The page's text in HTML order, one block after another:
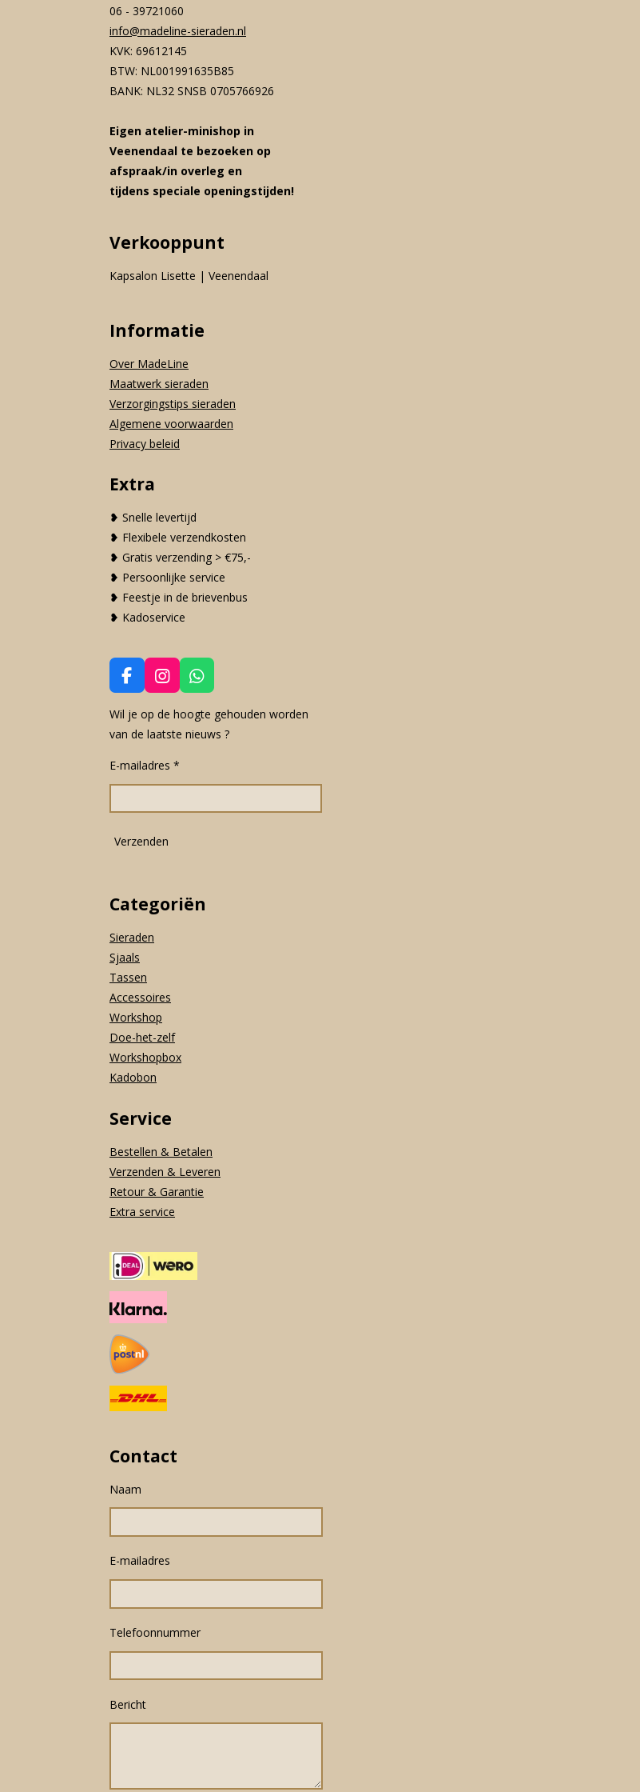
06 - 39721060
info@madeline-sieraden.nl
KVK: 69612145
BTW: NL001991635B85
BANK: NL32 SNSB 0705766926
Eigen atelier-minishop in
Veenendaal te bezoeken op
afspraak/in overleg en
tijdens speciale openingstijden!
Verkooppunt
Kapsalon Lisette | Veenendaal
Informatie
Over MadeLine
Maatwerk sieraden
Verzorgingstips sieraden
Algemene voorwaarden
Privacy beleid
Extra
❥ Snelle levertijd
❥ Flexibele verzendkosten
❥ Gratis verzending > €75,-
❥ Persoonlijke service
❥ Feestje in de brievenbus
❥ Kadoservice
F
a
c
e
o
o
I
n
s
t
g
r
m
W
h
a
t
p
Wil je op de hoogte gehouden worden
van de laatste nieuws ?
E-mailadres *
Verzenden
Categoriën
Sieraden
Sjaals
Tassen
Accessoires
Workshop
Doe-het-zelf
Workshopbox
Kadobon
Service
Bestellen & Betalen
Verzenden & Leveren
Retour & Garantie
Extra service
Contact
Naam
E-mailadres
Telefoonnummer
Bericht